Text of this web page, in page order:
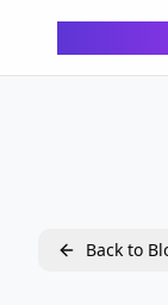
Back to